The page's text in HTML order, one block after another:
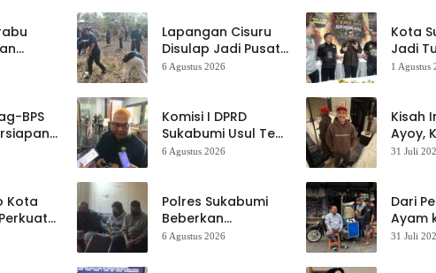
Koleksi
BPS
Data
Kota
Lapangan Cisuru
Disulap Jadi Pusat
Perayaan HUT RI,
Satukan Tenaga
6 Agustus 2026
Komisi I DPRD
Sukabumi Usul Tes
Rambut Jadi
2027
6 Agustus 2026
Polres Sukabumi
Beberkan
Kronologi
6 Agustus 2026
Kota
Jadi
Kontes
1 Agustus
Kisah
Ayoy,
TikTok
Live
31 Juli
Dari
Ayam
Ketua
31 Juli